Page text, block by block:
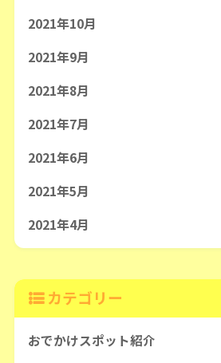
2021年10月
2021年9月
2021年8月
2021年7月
2021年6月
2021年5月
2021年4月
カテゴリー
おでかけスポット紹介